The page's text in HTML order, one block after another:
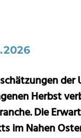
Herbst
Die
im Nahen